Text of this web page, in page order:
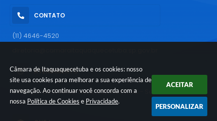
Câmara de Itaquaquecetuba e os cookies: nosso
site usa cookies para melhorar a sua experiência de
navegação. Ao continuar você concorda com a
nossa Política de Cookies e Privacidade.
ACEITAR
PERSONALIZAR
CONTATO
(11) 4646-4520
ATENDIMENTO
De segunda a sexta-feira, das 9 às 17:30 - Sessões todas as
terças-feiras, às 17 horas